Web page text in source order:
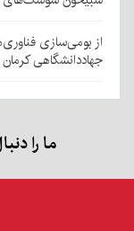
از بومی‌سازی
جهاددانشگاهی کرمان
ما را